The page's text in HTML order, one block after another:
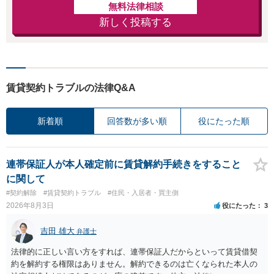
無料法律相談
新しく投稿する
賃貸契約トラブルの法律Q&A
新着順 回答数が多い順 役にたった順
連帯保証人が本人確定前に賃貸解約手続きをすること
に関して
#契約解除 #賃貸契約トラブル #住民・入居者・買主側
2026年8月3日 役にたった 3
吉田 雄大 弁護士
法律的に正しい言い方をすれば、連帯保証人だからといって賃貸借契
約を解約する権限はありません。解約できるのは亡くなられた本人の